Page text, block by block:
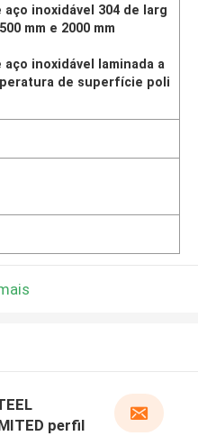
aço inoxidável 304 de larg
mm e 2000 mm
aço inoxidável laminada a
de superfície poli
perfil